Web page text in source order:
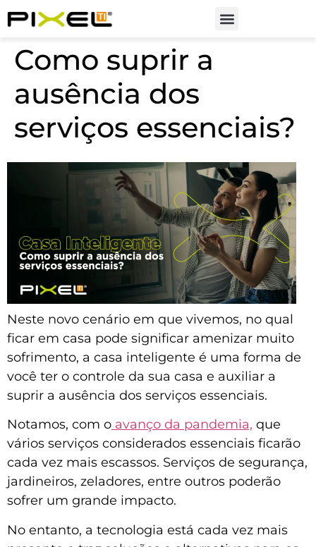
Como suprir a
ausência dos
serviços essenciais?
Neste novo cenário em que vivemos, no qual
ficar em casa pode significar amenizar muito
sofrimento, a casa inteligente é uma forma de
você ter o controle da sua casa e auxiliar a
suprir a ausência dos serviços essenciais.
Notamos, com o avanço da pandemia, que
vários serviços considerados essenciais ficarão
cada vez mais escassos. Serviços de segurança,
jardineiros, zeladores, entre outros poderão
sofrer um grande impacto.
No entanto, a tecnologia está cada vez mais